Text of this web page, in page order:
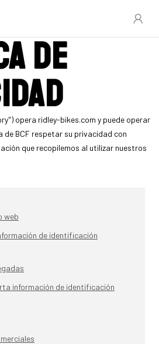
de
opera ridley-bikes.com y puede operar
BCF respetar su privacidad con
que recopilemos al utilizar nuestros
web
de identificación
información de identificación